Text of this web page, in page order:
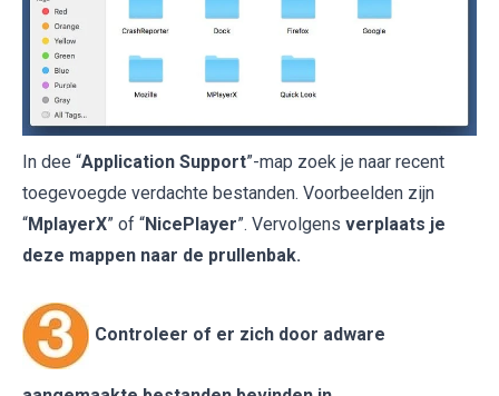
In dee “Application Support”-map zoek je naar recent
toegevoegde verdachte bestanden. Voorbeelden zijn
“MplayerX” of “NicePlayer”. Vervolgens verplaats je
deze mappen naar de prullenbak.
Controleer of er zich door adware